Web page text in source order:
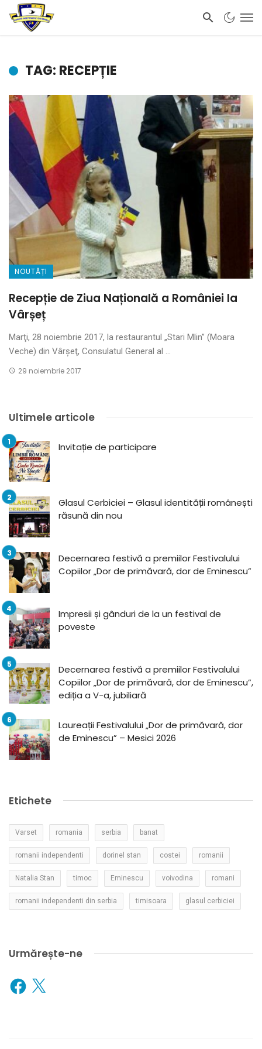
TAG: RECEPȚIE
NOUTĂȚI
Recepție de Ziua Națională a României la
Vârșeț
Marţi, 28 noiembrie 2017, la restaurantul „Stari Mlin” (Moara
Veche) din Vârşeţ, Consulatul General al ...
29 noiembrie 2017
Ultimele articole
Invitație de participare
Glasul Cerbiciei – Glasul identității românești
răsună din nou
Decernarea festivă a premiilor Festivalului
Copiilor „Dor de primăvară, dor de Eminescu”
Impresii și gânduri de la un festival de
poveste
Decernarea festivă a premiilor Festivalului
Copiilor „Dor de primăvară, dor de Eminescu”,
ediția a V-a, jubiliară
Laureații Festivalului „Dor de primăvară, dor
de Eminescu” – Mesici 2026
Etichete
Varset romania serbia banat
romanii independenti dorinel stan costei romanii
Natalia Stan timoc Eminescu voivodina romani
romanii independenti din serbia timisoara glasul cerbiciei
Urmărește-ne
Facebook
X